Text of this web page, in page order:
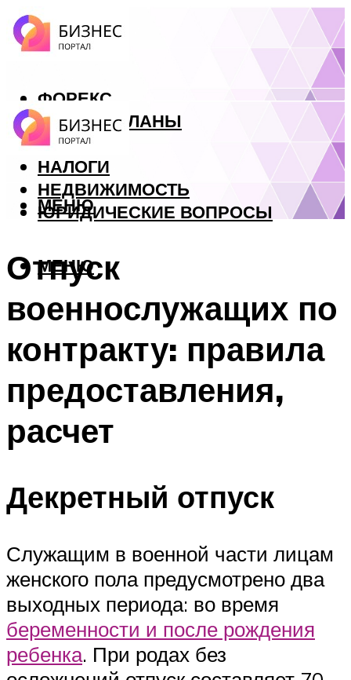
ФОРЕКС
БИЗНЕС ПЛАНЫ
КРЕДИТЫ
НАЛОГИ
НЕДВИЖИМОСТЬ
ЮРИДИЧЕСКИЕ ВОПРОСЫ
МЕНЮ
МЕНЮ
Отпуск
военнослужащих по
контракту: правила
предоставления,
расчет
Декретный отпуск
Служащим в военной части лицам
женского пола предусмотрено два
выходных периода: во время
беременности и после рождения
ребенка. При родах без